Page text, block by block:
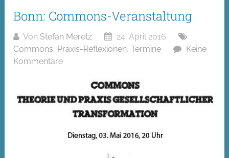
Bonn: Commons-Veranstaltung
Von Stefan Meretz
24. April 2016
Commons, Praxis-Reflexionen,Termine
Keine
Kommentare